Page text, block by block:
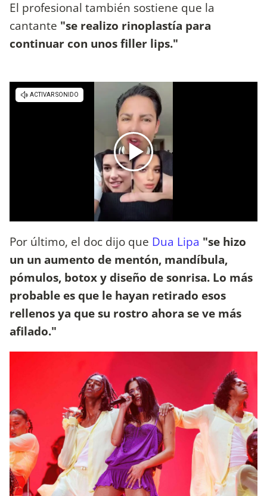
El profesional también sostiene que la
cantante "se realizo rinoplastía para
continuar con unos filler lips."
Por último, el doc dijo que Dua Lipa "se hizo
un un aumento de mentón, mandíbula,
pómulos, botox y diseño de sonrisa. Lo más
probable es que le hayan retirado esos
rellenos ya que su rostro ahora se ve más
afilado."